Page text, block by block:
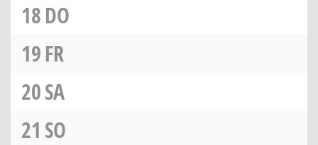
18DO
19FR
20SA
21 SO